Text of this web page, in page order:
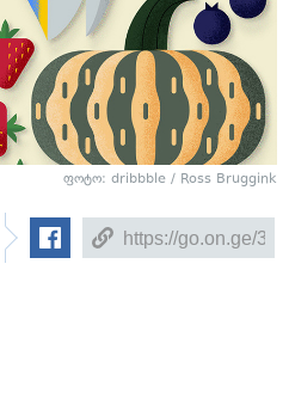
ფოტო: dribbble / Ross Bruggink